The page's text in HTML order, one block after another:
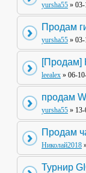
yursha55 »
Продам
yursha55 »
[Продам]
leealex » 06-
продам
yursha55 »
Продам
Николай2018
Турнир